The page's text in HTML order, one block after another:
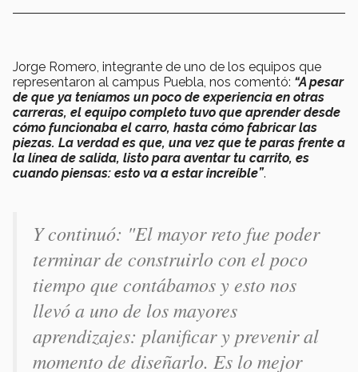
Jorge Romero, integrante de uno de los equipos que
representaron al campus Puebla, nos comentó: “A pesar
de que ya teníamos un poco de experiencia en otras
carreras, el equipo completo tuvo que aprender desde
cómo funcionaba el carro, hasta cómo fabricar las
piezas. La verdad es que, una vez que te paras frente a
la línea de salida, listo para aventar tu carrito, es
cuando piensas: esto va a estar increíble”.
Y continuó: "El mayor reto fue poder
terminar de construirlo con el poco
tiempo que contábamos y esto nos
llevó a uno de los mayores
aprendizajes: planificar y prevenir al
momento de diseñarlo. Es lo mejor